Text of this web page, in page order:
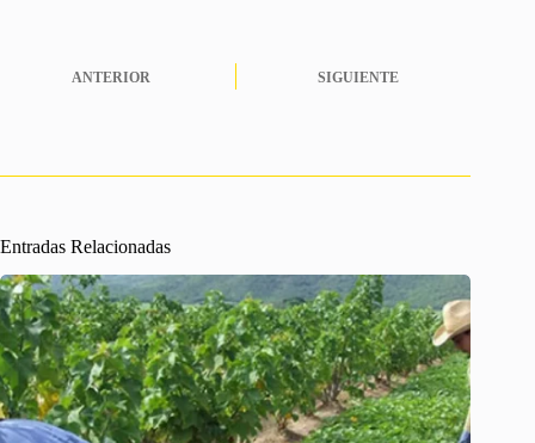
ANTERIOR SIGUIENTE
Entradas Relacionadas